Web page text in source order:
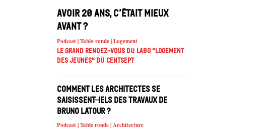
Avoir 20 ans, c’était mieux
avant ?
Podcast | Table-ronde | Logement
Le Grand Rendez-vous du Labo "Logement
des jeunes" du Centsept
Comment les architectes se
saisissent-iels des travaux de
Bruno Latour ?
Podcast | Table ronde | Architecture